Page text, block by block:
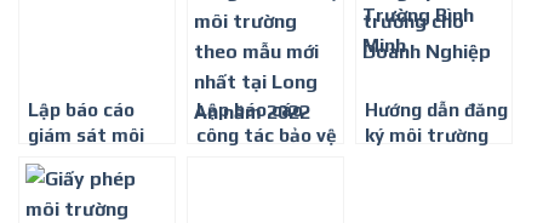
Minh
Lập báo cáo
giám sát môi
trường theo
mẫu mới nhất
tại Bình Dương
Lập báo cáo
công tác bảo vệ
Hướng dẫn đăng
ký môi trường